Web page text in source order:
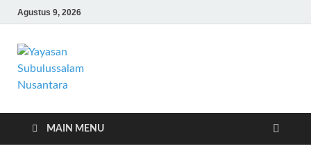
Agustus 9, 2026
MAIN MENU